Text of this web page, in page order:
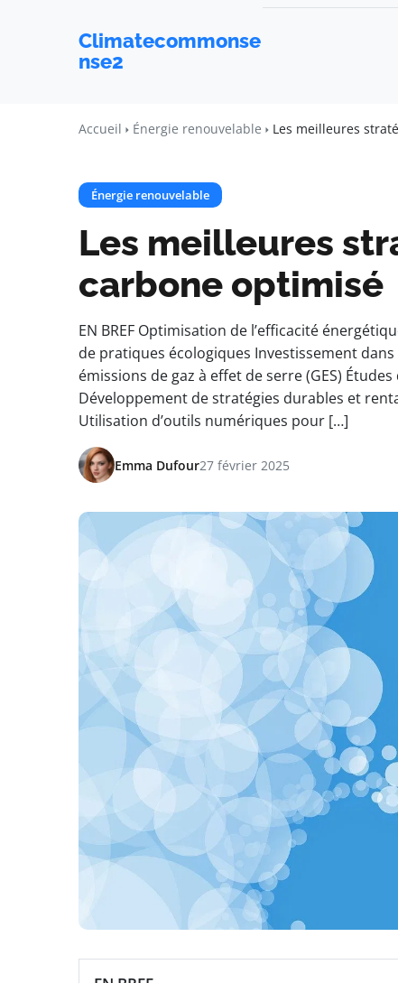
Climatecommonse
nse2
Accueil Énergie renouvelable Les meilleures
Énergie renouvelable
Les meilleures
carbone optimisé
EN BREF Optimisation de l’efficacité
de pratiques écologiques Investissement
émissions de gaz à effet de serre (GES)
Développement de stratégies durables et
Utilisation d’outils numériques pour […]
Emma Dufour27 février 2025